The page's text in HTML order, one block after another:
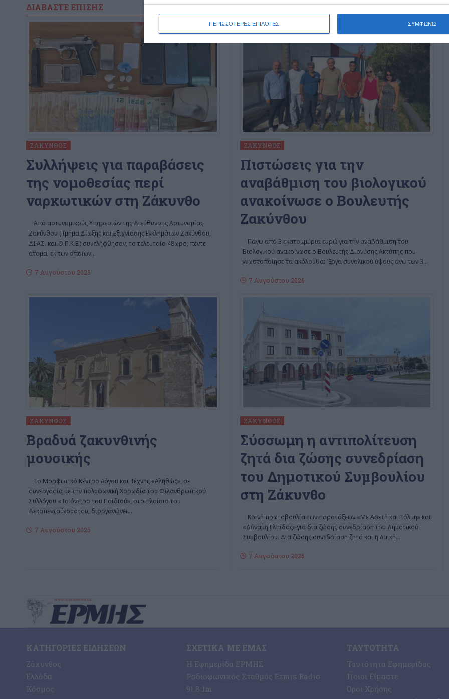
ΠΕΡΙΣΣΟΤΕΡΕΣ ΕΠΙΛΟΓΕΣ ΣΥΜΦΩΝΩ
ΔΙΑΒΆΣΤΕ ΕΠΊΣΗΣ
ΖΆΚΥΝΘΟΣ
Συλλήψεις για παραβάσεις
της νομοθεσίας περί
ναρκωτικών στη Ζάκυνθο
Από αστυνομικούς Υπηρεσιών της Διεύθυνσης Αστυνομίας
Ζακύνθου (Τμήμα Δίωξης και Εξιχνίασης Εγκλημάτων Ζακύνθου,
ΔΙ.ΑΣ. και Ο.Π.Κ.Ε.) συνελήφθησαν, το τελευταίο 48ωρο, πέντε
άτομα, εκ των οποίων…
7 Αυγούστου 2026
ΖΆΚΥΝΘΟΣ
Πιστώσεις για την
αναβάθμιση του βιολογικού
ανακοίνωσε ο Βουλευτής
Ζακύνθου
Πάνω από 3 εκατομμύρια ευρώ για την αναβάθμιση του
Βιολογικού ανακοίνωσε ο Βουλευτής Διονύσης Ακτύπης που
γνωστοποίησε τα ακόλουθα: Έργα συνολικού ύψους άνω των 3…
7 Αυγούστου 2026
ΖΆΚΥΝΘΟΣ
Βραδυά ζακυνθινής
μουσικής
Το Μορφωτικό Κέντρο Λόγου και Τέχνης «Αληθώς», σε
συνεργασία με την πολυφωνική Χορωδία του Φιλανθρωπικού
Συλλόγου «Το όνειρο του Παιδιού», στο πλαίσιο του
Δεκαπενταύγουστου, διοργανώνει…
7 Αυγούστου 2026
ΖΆΚΥΝΘΟΣ
Σύσσωμη η αντιπολίτευση
ζητά δια ζώσης συνεδρίαση
του Δημοτικού Συμβουλίου
στη Ζάκυνθο
Κοινή πρωτοβουλία των παρατάξεων «Με Αρετή και Τόλμη» και
«Δύναμη Ελπίδας» για δια ζώσης συνεδρίαση του Δημοτικού
Συμβουλίου. Δια ζώσης συνεδρίαση ζητά και η Λαϊκή…
7 Αυγούστου 2026
ΚΑΤΗΓΟΡΊΕΣ ΕΙΔΉΣΕΩΝ
Ζάκυνθος
Ελλάδα
Κόσμος
ΣΧΕΤΙΚΆ ΜΕ ΕΜΆΣ
Η Εφημερίδα ΕΡΜΗΣ
Ραδιοφωνικός Σταθμός Ermis Radio
91.8 fm
ΤΑΥΤΌΤΗΤΑ
Ταυτότητα Εφημερίδας
Ποιοι Είμαστε
Όροι Χρήσης